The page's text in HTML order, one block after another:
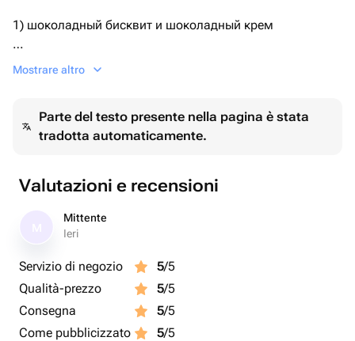
1) шоколадный бисквит и шоколадный крем
2) ванильный бисквит, ванильный крем.
Необходимый Вариант можно указать комментарием
Дизайн также можно обговорить после оформления
Mostrare altro
Parte del testo presente nella pagina è stata
tradotta automaticamente.
Valutazioni e recensioni
Mittente
Ieri
Servizio di negozio 5/5
Qualità-prezzo
5/5
Consegna
5/5
Come pubblicizzato
5/5